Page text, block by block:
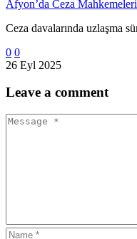
Afyon’da Ceza
Ceza davalarında uzlaşma
0 0
26 Eyl 2025
Leave a comment